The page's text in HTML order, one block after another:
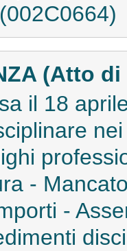
(Atto
il 18
-
-